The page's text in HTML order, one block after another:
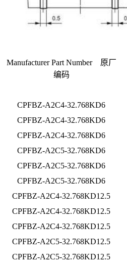
Manufacturer Part Number 原厂
编码
CPFBZ-A2C4-32.768KD6
CPFBZ-A2C4-32.768KD6
CPFBZ-A2C4-32.768KD6
CPFBZ-A2C5-32.768KD6
CPFBZ-A2C5-32.768KD6
CPFBZ-A2C5-32.768KD6
CPFBZ-A2C4-32.768KD12.5
CPFBZ-A2C4-32.768KD12.5
CPFBZ-A2C4-32.768KD12.5
CPFBZ-A2C5-32.768KD12.5
CPFBZ-A2C5-32.768KD12.5